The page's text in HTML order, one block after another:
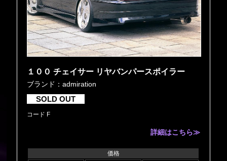
１００ チェイサー リヤバンパースポイラー
ブランド：admiration
SOLD OUT
コード F
詳細はこちら≫
価格